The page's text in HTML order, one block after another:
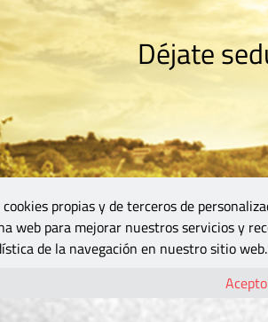
Déjate
propias y de terceros de
web para mejorar nuestros servicios y
de la navegación en nuestro sitio web.
Acepto